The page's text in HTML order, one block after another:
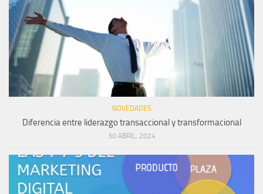
NOVEDADES
Diferencia entre liderazgo transaccional y transformacional
30 ABRIL, 2024